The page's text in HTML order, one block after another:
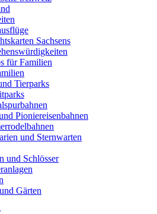
Sachsens
für Familien
Tierparks
Pioniereisenbahnen
und Sternwarten
und Schlösser
Gärten